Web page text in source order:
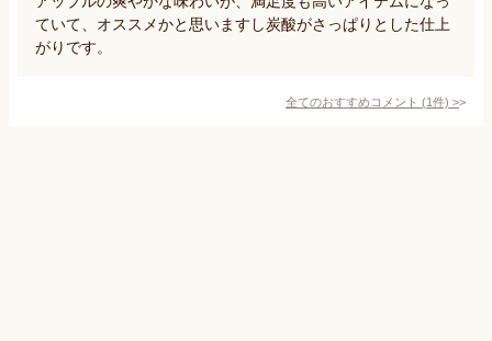
ていて、オススメかと思いますし炭酸がさっぱりとした仕上
がりです。
全てのおすすめコメント (1件) >